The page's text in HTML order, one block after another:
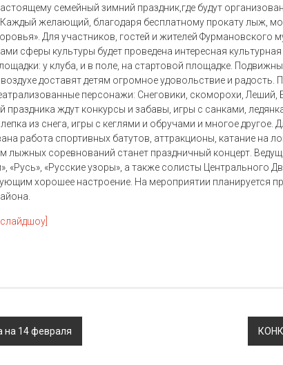
семейный зимний праздник,где будут
Каждый желающий, благодаря бесплатному прокату лыж,
Для участников, гостей и жителей Фурмановского
сферы культуры будет проведена интересная
у клуба, и в поле, на стартовой площадке.
доставят детям огромное удовольствие и радость.
персонажи: Снеговики, скоморохи,
праздника ждут конкурсы и забавы, игры с санками,
из снега, игры с кеглями и обручами и многое другое.
работа спортивных батутов, аттракционы, катание на
лыжных соревнований станет праздничный концерт.
«Русь», «Русские узоры», а также солисты Центрального
хорошее настроение. На мероприятии планируется
14 февраля